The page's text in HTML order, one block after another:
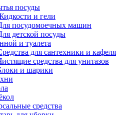
посуды
и гели
посудомоечных машин
детской посуды
и туалета
для сантехники и кафеля
средства для унитазов
и шарики
средства